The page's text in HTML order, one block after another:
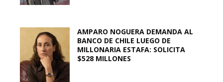
AMPARO NOGUERA DEMANDA AL
BANCO DE CHILE LUEGO DE
MILLONARIA ESTAFA: SOLICITA
$528 MILLONES